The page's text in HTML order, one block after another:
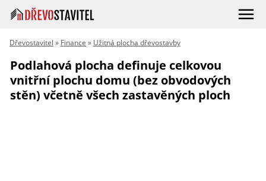
Dřevostavitel » Finance » Užitná plocha dřevostavby
Podlahová plocha definuje celkovou
vnitřní plochu domu (bez obvodových
stěn) včetně všech zastavěných ploch